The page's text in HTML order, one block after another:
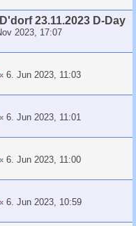
23.11.2023 D-Day
2023, 17:07
6. Jun 2023, 11:03
6. Jun 2023, 11:01
6. Jun 2023, 11:00
6. Jun 2023, 10:59